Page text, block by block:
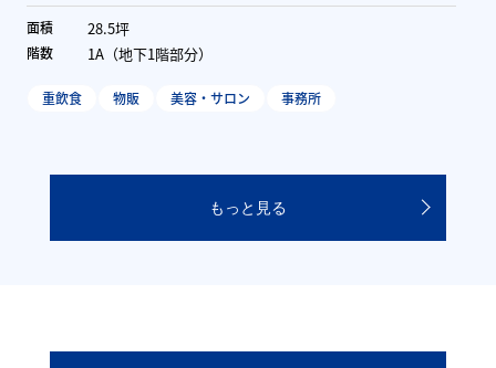
面積 28.5坪
階数 1A（地下1階部分）
重飲食 物販 美容・サロン 事務所
もっと見る